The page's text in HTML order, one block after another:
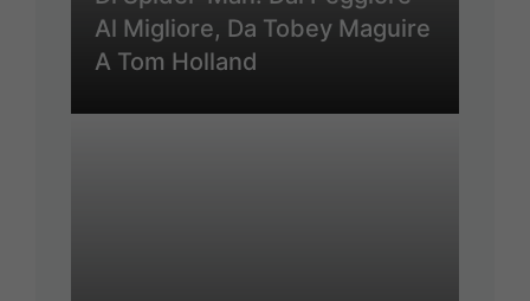
Al Migliore, Da Tobey Maguire
A Tom Holland